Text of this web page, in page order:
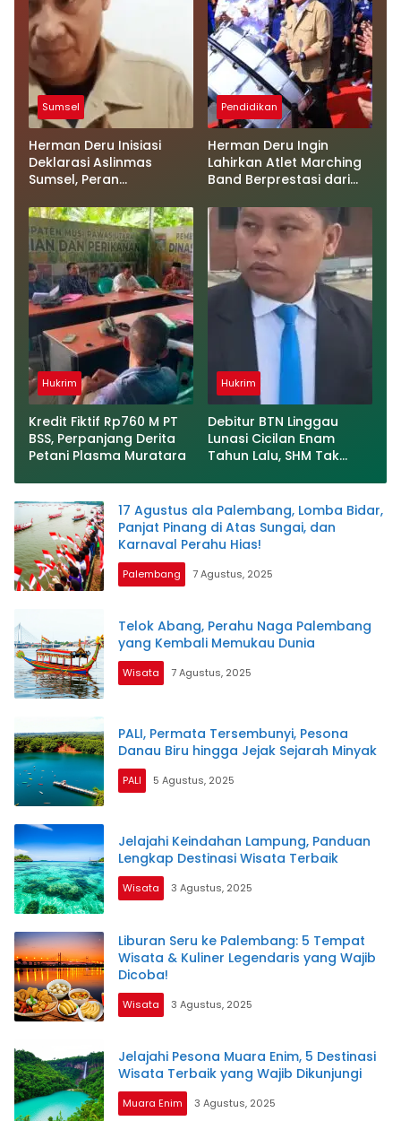
Sumsel
Herman Deru Inisiasi
Deklarasi Aslinmas
Sumsel, Peran
Masyarakat Diperkuat
Pendidikan
Herman Deru Ingin
Lahirkan Atlet Marching
Band Berprestasi dari
Hukrim
Kredit Fiktif Rp760 M PT
BSS, Perpanjang Derita
Petani Plasma Muratara
Hukrim
Debitur BTN Linggau
Lunasi Cicilan Enam
Tahun Lalu, SHM Tak
17 Agustus ala Palembang, Lomba Bidar,
Panjat Pinang di Atas Sungai, dan
Karnaval Perahu Hias!
Palembang 7 Agustus, 2025
Telok Abang, Perahu Naga Palembang
yang Kembali Memukau Dunia
Wisata 7 Agustus, 2025
PALI, Permata Tersembunyi, Pesona
Danau Biru hingga Jejak Sejarah Minyak
PALI 5 Agustus, 2025
Jelajahi Keindahan Lampung, Panduan
Lengkap Destinasi Wisata Terbaik
Wisata 3 Agustus, 2025
Liburan Seru ke Palembang: 5 Tempat
Wisata & Kuliner Legendaris yang Wajib
Dicoba!
Wisata 3 Agustus, 2025
Jelajahi Pesona Muara Enim, 5 Destinasi
Wisata Terbaik yang Wajib Dikunjungi
Muara Enim 3 Agustus, 2025